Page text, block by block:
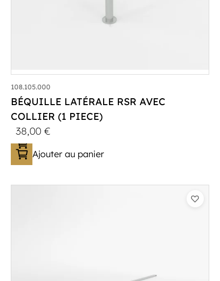
108.105.000
BÉQUILLE LATÉRALE RSR AVEC
COLLIER (1 PIECE)
38,00€
Ajouter au panier